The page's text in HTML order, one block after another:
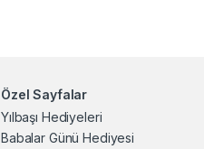
Özel Sayfalar
Yılbaşı Hediyeleri
Babalar Günü Hediyesi